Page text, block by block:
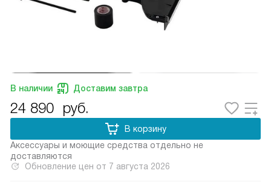
В наличии Доставим завтра
24 890 руб.
Аксессуары и моющие средства отдельно не
доставляются
В корзину
Обновление цен от 7 августа 2026